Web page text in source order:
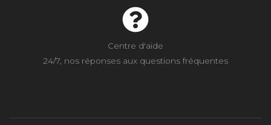
Centre d'aide
24/7, nos réponses aux questions fréquentes